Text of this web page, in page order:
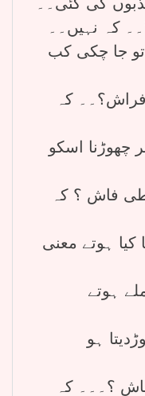
کہ نہیں۔۔
تو جا چکی کب
کہ
چھوڑنا اسکو
فاش ؟ کہ
ہوتے معنی
ہوتے
ہو
؟۔۔۔ کہ